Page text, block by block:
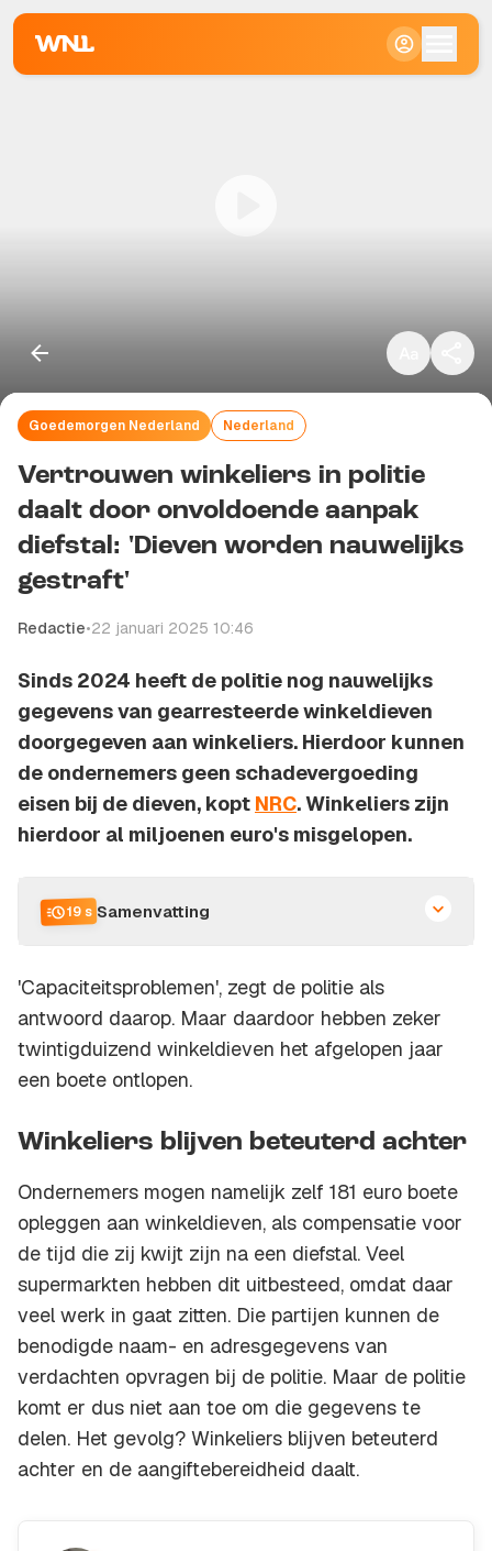
Goedemorgen Nederland Nederland
Vertrouwen winkeliers in politie
daalt door onvoldoende aanpak
diefstal: 'Dieven worden nauwelijks
gestraft'
Redactie•22 januari 2025 10:46
Sinds 2024 heeft de politie nog nauwelijks
gegevens van gearresteerde winkeldieven
doorgegeven aan winkeliers. Hierdoor kunnen
de ondernemers geen schadevergoeding
eisen bij de dieven, kopt NRC. Winkeliers zijn
hierdoor al miljoenen euro's misgelopen.
19 s Samenvatting
'Capaciteitsproblemen', zegt de politie als
antwoord daarop. Maar daardoor hebben zeker
twintigduizend winkeldieven het afgelopen jaar
een boete ontlopen.
Winkeliers blijven beteuterd achter
Ondernemers mogen namelijk zelf 181 euro boete
opleggen aan winkeldieven, als compensatie voor
de tijd die zij kwijt zijn na een diefstal. Veel
supermarkten hebben dit uitbesteed, omdat daar
veel werk in gaat zitten. Die partijen kunnen de
benodigde naam- en adresgegevens van
verdachten opvragen bij de politie. Maar de politie
komt er dus niet aan toe om die gegevens te
delen. Het gevolg? Winkeliers blijven beteuterd
achter en de aangiftebereidheid daalt.